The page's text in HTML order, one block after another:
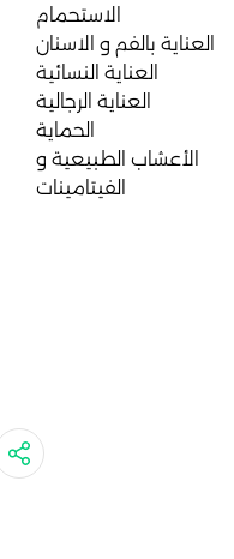
الاستحمام
العناية بالفم و الاسنان
العناية النسائية
العناية الرجالية
الحماية
الأعشاب الطبيعية و
الفيتامينات